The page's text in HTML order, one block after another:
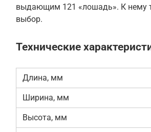
выдающим 121 «лошадь». К нему
выбор.
Технические
Длина, мм
Ширина, мм
Высота, мм